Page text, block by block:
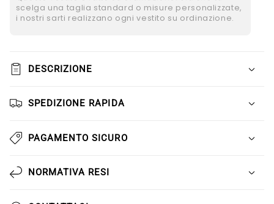
scelga una taglia standard o misure personalizzate,
i nostri sarti realizzano ogni vestito su ordinazione.
DESCRIZIONE
SPEDIZIONE RAPIDA
PAGAMENTO SICURO
NORMATIVA RESI